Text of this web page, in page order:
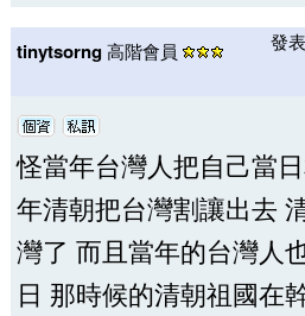
tinytsorng高階會員 發
怪當年台灣人把自己當
年清朝把台灣割讓出去
灣了 而且當年的台灣人
日 那時候的清朝祖國在